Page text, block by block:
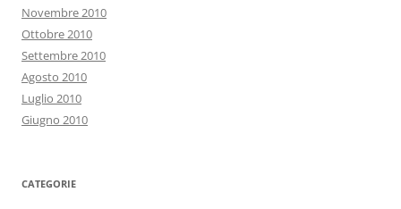
Novembre 2010
Ottobre 2010
Settembre 2010
Agosto 2010
Luglio 2010
Giugno 2010
CATEGORIE